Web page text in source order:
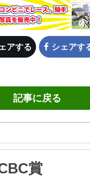
アする シェアす
記事に戻る
賞